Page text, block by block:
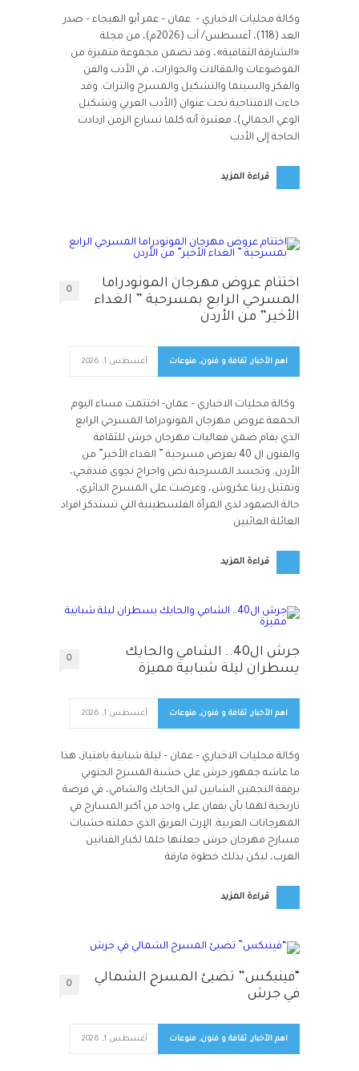
وكالة محليات الاخباري – عمان – عمر أبو الهيجاء – صدر
العد (118)، أغسطس/ آب (2026م)، من مجلة
«الشارقة الثقافية»، وقد تضمن مجموعة متميزة من
الموضوعات والمقالات والحوارات، في الأدب والفن
والفكر والسينما والتشكيل والمسرح والتراث. وقد
جاءت الافتتاحية تحت عنوان (الأدب العربي وتشكيل
الوعي الجمالي)، معتبرة أنه كلما تسارع الزمن ازدادت
الحاجة إلى الأدب
قراءة المزيد
اختتام عروض مهرجان المونودراما
المسرحي الرابع بمسرحية ” الغداء
الأخير” من الأردن
0
اهم الأخبار, ثقافة و فنون, منوعات أغسطس 1, 2026
وكالة محليات الاخباري – عمان- اختتمت مساء اليوم
الجمعة عروض مهرجان المونودراما المسرحي الرابع
الذي يقام ضمن فعاليات مهرجان جرش للثقافة
والفنون ال 40 بعرض مسرحية ” الغداء الأخير” من
الأردن. وتجسد المسرحية نص واخراج نجوى قندقجي،
وتمثيل ريتا عكروش، وعرضت على المسرح الدائري،
حالة الصمود لدى المرأة الفلسطينية التي تستذكر افراد
العائلة الغائبين
قراءة المزيد
جرش ال40.. الشامي والحايك
يسطران ليلة شبابية مميزة
0
اهم الأخبار, ثقافة و فنون, منوعات أغسطس 1, 2026
وكالة محليات الاخباري – عمان – ليلة شبابية بامتياز، هذا
ما عاشه جمهور جرش على خشبة المسرح الجنوبي
برفقة النجمين الشابين لين الحايك والشامي، في فرصة
تاريخية لهما بأن يقفان على واحد من أكبر المسارح في
المهرجانات العربية. الإرث العريق الذي حملته خشبات
مسارح مهرجان جرش جعلتها حلما لكبار الفنانين
العرب، ليكن بذلك خطوة فارقة
قراءة المزيد
“فينيكس” تضيئ المسرح الشمالي
في جرش
0
اهم الأخبار, ثقافة و فنون, منوعات أغسطس 1, 2026